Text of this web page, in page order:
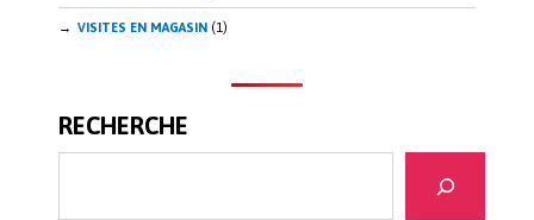
VISITES EN MAGASIN (1)
RECHERCHE